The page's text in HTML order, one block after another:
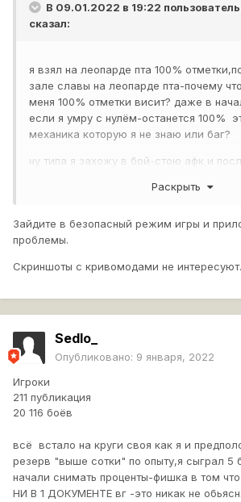
В 09.01.2022 в 19:22 пользователь
сказал:
я взял на леопарде пта 100%
зале славы на леопарде пта-почему
меня 100% отметки висит? даже в
если я умру с нулём-останется 100%
механика которую я не знаю или баг?
ну типа я захожу в бой-стою афк и
Раскрыть
Зайдите в безопасный режим игры и
проблемы.
Скриншоты с кривомодами не интересуют.
Sedlo_
Опубликовано: 9 января, 2022
Игроки
211 публикация
20 116 боёв
всё встало на круги своя как я и
резерв "выше сотки" по опыту,я сыграл 5
начали снимать проценты-фишка в том
НИ В 1 ДОКУМЕНТЕ вг -это никак не